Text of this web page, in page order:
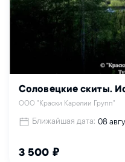
Соловецкие скиты.
ООО "Краски Карелии Групп"
Ближайшая дата: 08
3 500 ₽